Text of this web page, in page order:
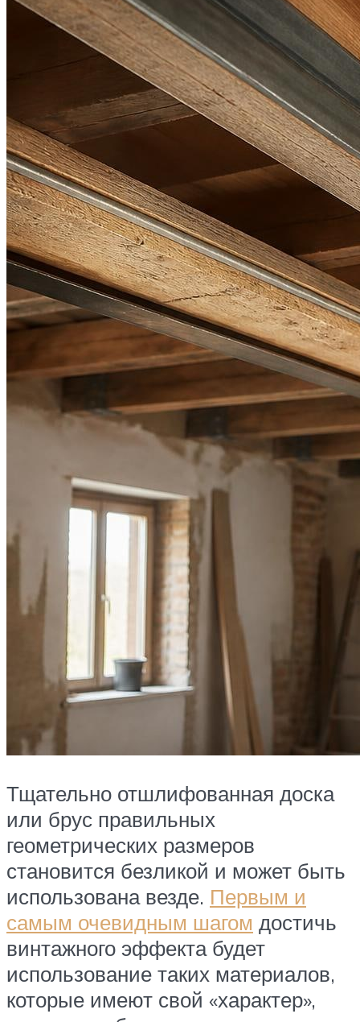
Тщательно отшлифованная доска
или брус правильных
геометрических размеров
становится безликой и может быть
использована везде. Первым и
самым очевидным шагом достичь
винтажного эффекта будет
использование таких материалов,
которые имеют свой «характер»,